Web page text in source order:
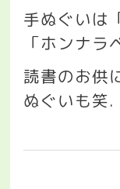
手ぬぐいは
「ホンナラ
読書のお供
ぬぐいも笑.